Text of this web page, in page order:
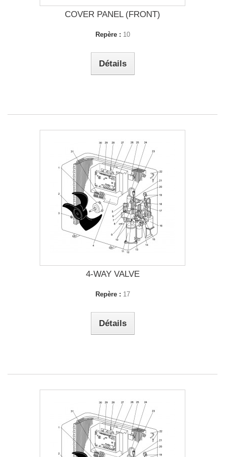
COVER PANEL (FRONT)
Repère : 10
Détails
4-WAY VALVE
Repère : 17
Détails